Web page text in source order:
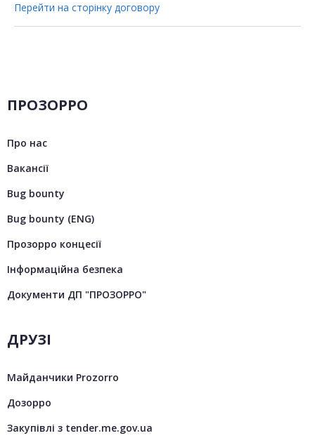
Перейти на сторінку договору
ПРОЗОРРО
Про нас
Вакансії
Bug bounty
Bug bounty (ENG)
Прозорро концесії
Інформаційна безпека
Документи ДП "ПРОЗОРРО"
ДРУЗІ
Майданчики Prozorro
Дозорро
Закупівлі з tender.me.gov.ua